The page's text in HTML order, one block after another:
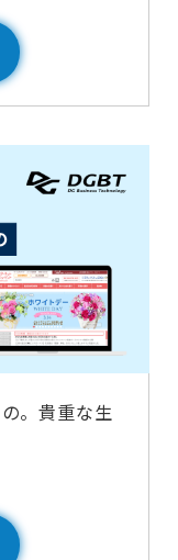
。貴重な生